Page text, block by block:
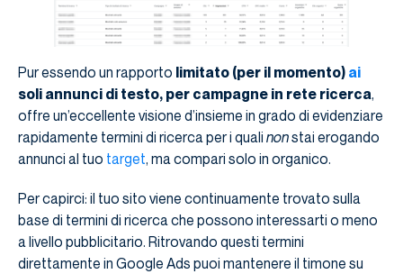
Pur essendo un rapporto limitato (per il momento) ai
soli annunci di testo, per campagne in rete ricerca,
offre un’eccellente visione d’insieme in grado di evidenziare
rapidamente termini di ricerca per i quali nonstai erogando
annunci al tuo target, ma compari solo in organico.
Per capirci: il tuo sito viene continuamente trovato sulla
base di termini di ricerca che possono interessarti o meno
a livello pubblicitario. Ritrovando questi termini
direttamente in Google Ads puoi mantenere il timone su